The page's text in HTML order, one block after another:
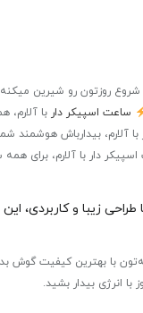
شروع روزتون رو شیرین
ساعت اسپیکر دار با
آلارم، بیدارباش هوشمند
دار با آلارم، برای همه
زیبا و کاربردی،
با بهترین کیفیت گوش
با انرژی بیدار بشید.